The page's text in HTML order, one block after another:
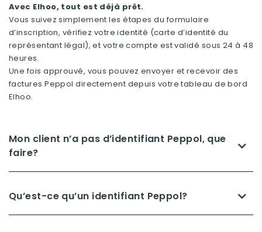
Avec Elhoo, tout est déjà prêt.
Vous suivez simplement les étapes du formulaire
d’inscription, vérifiez votre identité (carte d’identité du
représentant légal), et votre compte est validé sous 24 à 48
heures.
Une fois approuvé, vous pouvez envoyer et recevoir des
factures Peppol directement depuis votre tableau de bord
Elhoo.
Mon client n’a pas d’identifiant Peppol, que
faire?
Qu’est-ce qu’un identifiant Peppol?